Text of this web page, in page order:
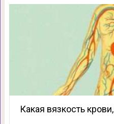
Какая вязкость